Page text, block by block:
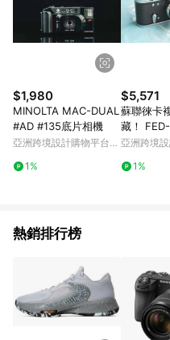
有相關事證認定您為大宗採購、
相關認定以Yahoo購物中心之認
$1,980
MINOLTA MAC-DUAL
#AD #135底片相機
亞洲跨境設計購物平台
1%
$5,571
蘇聯徠卡
藏！ FED-
DA
亞洲跨境
1%
熱銷排行榜